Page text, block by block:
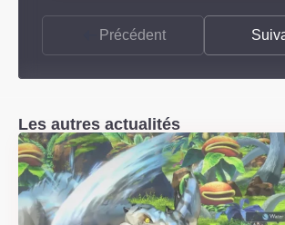
Précédent
Les autres actualités